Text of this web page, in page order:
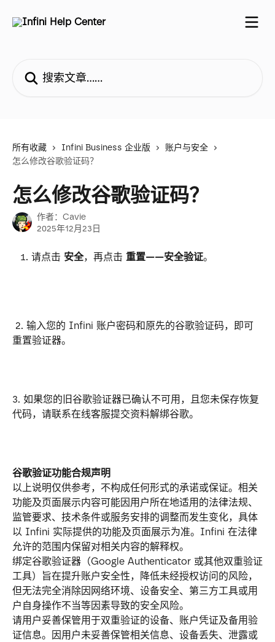
所有收藏 Infini Business 企业版
账户与安全
怎么修改谷歌验证码？
怎么修改谷歌验证码？
作者： Cavie
2025年12月23日
请点击 安全，再点击 重置——安全验证。
重置验证器。
3. 如果您的旧谷歌验证器已确认不可用，且您未保存恢复
代码，请联系在线客服提交资料解绑谷歌。
谷歌验证功能合规声明
以上说明仅供参考，不构成任何形式的承诺或保证。相关
功能及页面展示内容可能因用户所在地适用的法律法规、
监管要求、技术条件或服务安排的调整而发生变化，具体
以 Infini 实际提供的功能及页面展示为准。Infini 在法律
允许的范围内保留对相关内容的解释权。
绑定谷歌验证器（Google Authenticator 或其他双重验证
工具）旨在提升账户安全性，降低未经授权访问的风险，
但无法完全消除因网络环境、设备安全、第三方工具或用
户自身操作不当等因素导致的安全风险。
请用户妥善保管用于双重验证的设备、账户凭证及备用验
证信息。因用户未妥善保管相关信息、设备丢失、泄露或